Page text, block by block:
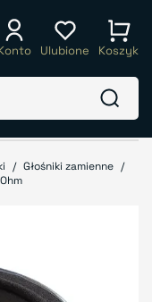
Ulubione Koszyk
Głośniki zamienne